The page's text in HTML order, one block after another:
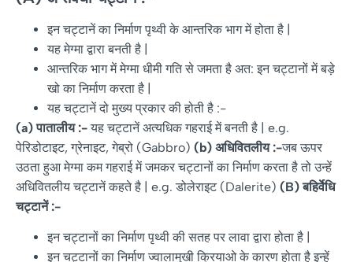
इन चट्टानें का निर्माण पृथ्वी के आन्तरिक भाग में होता है |
यह मेग्मा द्वारा बनती है |
आन्तरिक भाग में मेग्मा धीमी गति से जमता है अत: इन चट्टानों में बड़े
खो का निर्माण करता है |
यह चट्टानें दो मुख्य प्रकार की होती है :-
(a)पातालीय:-यह चट्टानें अत्यधिक गहराई में बनती है | e.g.
पेरिडोटाइट, ग्रेनाइट, गेब्रो (Gabbro) (b) अधिवितलीय:-जब ऊपर
उठता हुआ मेग्मा कम गहराई में जमकर चट्टानों का निर्माण करता है तो उन्हें
अधिवितलीय चट्टानें कहते है | e.g. डोलेराइट (Dalerite) (B)बहिर्वेधि
चट्टानें:-
इन चट्टानों का निर्माण पृथ्वी की सतह पर लावा द्वारा होता है |
इन चट्टानों का निर्माण ज्वालामुखी क्रियाओ के कारण होता है इन्हें